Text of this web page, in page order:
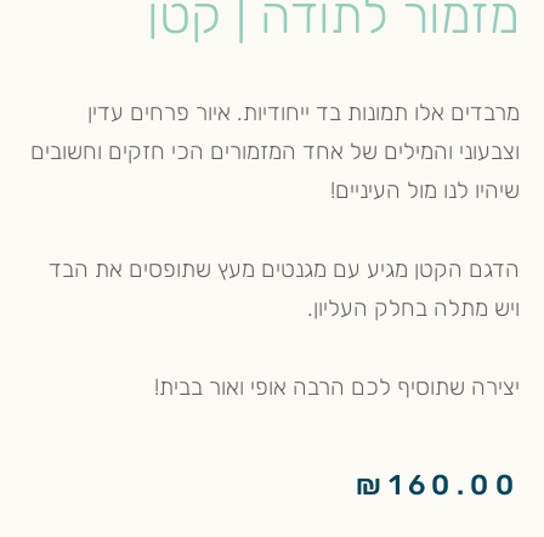
מזמור לתודה | קטן
מרבדים אלו תמונות בד ייחודיות. איור פרחים עדין
וצבעוני והמילים של אחד המזמורים הכי חזקים וחשובים
שיהיו לנו מול העיניים!
הדגם הקטן מגיע עם מגנטים מעץ שתופסים את הבד
ויש מתלה בחלק העליון.
יצירה שתוסיף לכם הרבה אופי ואור בבית!
₪ 160.00